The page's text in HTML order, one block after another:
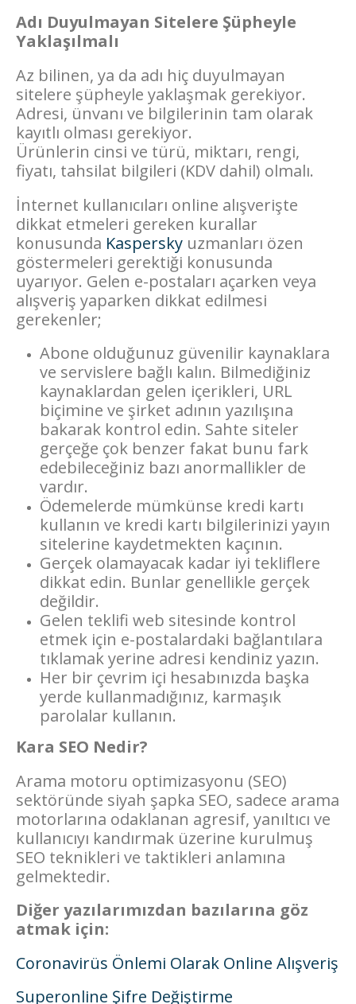
Adı Duyulmayan Sitelere Şüpheyle
Yaklaşılmalı
Az bilinen, ya da adı hiç duyulmayan
sitelere şüpheyle yaklaşmak gerekiyor.
Adresi, ünvanı ve bilgilerinin tam olarak
kayıtlı olması gerekiyor.
Ürünlerin cinsi ve türü, miktarı, rengi,
fiyatı, tahsilat bilgileri (KDV dahil) olmalı.
İnternet kullanıcıları online alışverişte
dikkat etmeleri gereken kurallar
konusunda Kaspersky uzmanları özen
göstermeleri gerektiği konusunda
uyarıyor. Gelen e-postaları açarken veya
alışveriş yaparken dikkat edilmesi
gerekenler;
Abone olduğunuz güvenilir kaynaklara
ve servislere bağlı kalın. Bilmediğiniz
kaynaklardan gelen içerikleri, URL
biçimine ve şirket adının yazılışına
bakarak kontrol edin. Sahte siteler
gerçeğe çok benzer fakat bunu fark
edebileceğiniz bazı anormallikler de
vardır.
Ödemelerde mümkünse kredi kartı
kullanın ve kredi kartı bilgilerinizi yayın
sitelerine kaydetmekten kaçının.
Gerçek olamayacak kadar iyi tekliflere
dikkat edin. Bunlar genellikle gerçek
değildir.
Gelen teklifi web sitesinde kontrol
etmek için e-postalardaki bağlantılara
tıklamak yerine adresi kendiniz yazın.
Her bir çevrim içi hesabınızda başka
yerde kullanmadığınız, karmaşık
parolalar kullanın.
Kara SEO Nedir?
Arama motoru optimizasyonu (SEO)
sektöründe siyah şapka SEO, sadece arama
motorlarına odaklanan agresif, yanıltıcı ve
kullanıcıyı kandırmak üzerine kurulmuş
SEO teknikleri ve taktikleri anlamına
gelmektedir.
Diğer yazılarımızdan bazılarına göz
atmak için:
Coronavirüs Önlemi Olarak Online Alışveriş
Superonline Şifre Değiştirme